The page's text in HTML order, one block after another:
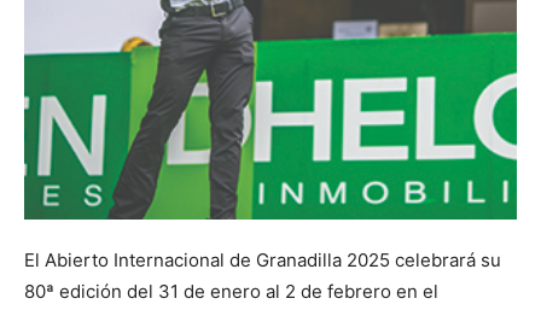
El Abierto Internacional de Granadilla 2025 celebrará su
80ª edición del 31 de enero al 2 de febrero en el